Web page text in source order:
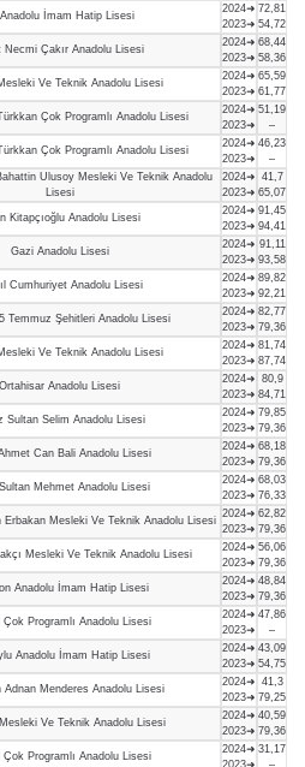
İmam Hatip Lisesi
2024➜
2023➜
72,81
54,72
Necmi Çakır Anadolu Lisesi
2024➜
2023➜
68,44
58,36
Ve Teknik Anadolu Lisesi
2024➜
2023➜
65,59
61,77
Çok Programlı Anadolu Lisesi
2024➜
2023➜
51,19
–
Çok Programlı Anadolu Lisesi
2024➜
2023➜
46,23
–
Ulusoy Mesleki Ve Teknik Anadolu
Lisesi
2024➜
2023➜
41,7
65,07
Kitapçıoğlu Anadolu Lisesi
2024➜
2023➜
91,45
94,41
Gazi Anadolu Lisesi
2024➜
2023➜
91,11
93,58
Cumhuriyet Anadolu Lisesi
2024➜
2023➜
89,82
92,21
Temmuz Şehitleri Anadolu Lisesi
2024➜
2023➜
82,77
79,36
Ve Teknik Anadolu Lisesi
2024➜
2023➜
81,74
87,74
Ortahisar Anadolu Lisesi
2024➜
2023➜
80,9
84,71
Sultan Selim Anadolu Lisesi
2024➜
2023➜
79,85
79,36
Can Bali Anadolu Lisesi
2024➜
2023➜
68,18
79,36
Mehmet Anadolu Lisesi
2024➜
2023➜
68,03
76,33
Mesleki Ve Teknik Anadolu Lisesi
2024➜
2023➜
62,82
79,36
Mesleki Ve Teknik Anadolu Lisesi
2024➜
2023➜
56,06
79,36
Anadolu İmam Hatip Lisesi
2024➜
2023➜
48,84
79,36
Çok Programlı Anadolu Lisesi
2024➜
2023➜
47,86
–
Anadolu İmam Hatip Lisesi
2024➜
2023➜
43,09
54,75
Adnan Menderes Anadolu Lisesi
2024➜
2023➜
41,3
79,25
Ve Teknik Anadolu Lisesi
2024➜
2023➜
40,59
79,36
Çok Programlı Anadolu Lisesi
2024➜ 31,17